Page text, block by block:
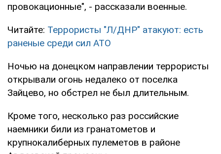
провокационные", - рассказали военные.
Читайте: Террористы "Л/ДНР" атакуют: есть
раненые среди сил АТО
Ночью на донецком направлении террористы
открывали огонь недалеко от поселка
Зайцево, но обстрел не был длительным.
Кроме того, несколько раз российские
наемники били из гранатометов и
крупнокалиберных пулеметов в районе